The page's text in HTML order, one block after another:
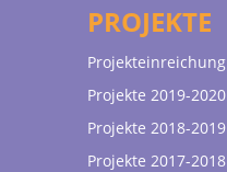
PROJEKTE
Projekteinreichung
Projekte 2019-2020
Projekte 2018-2019
Projekte 2017-2018